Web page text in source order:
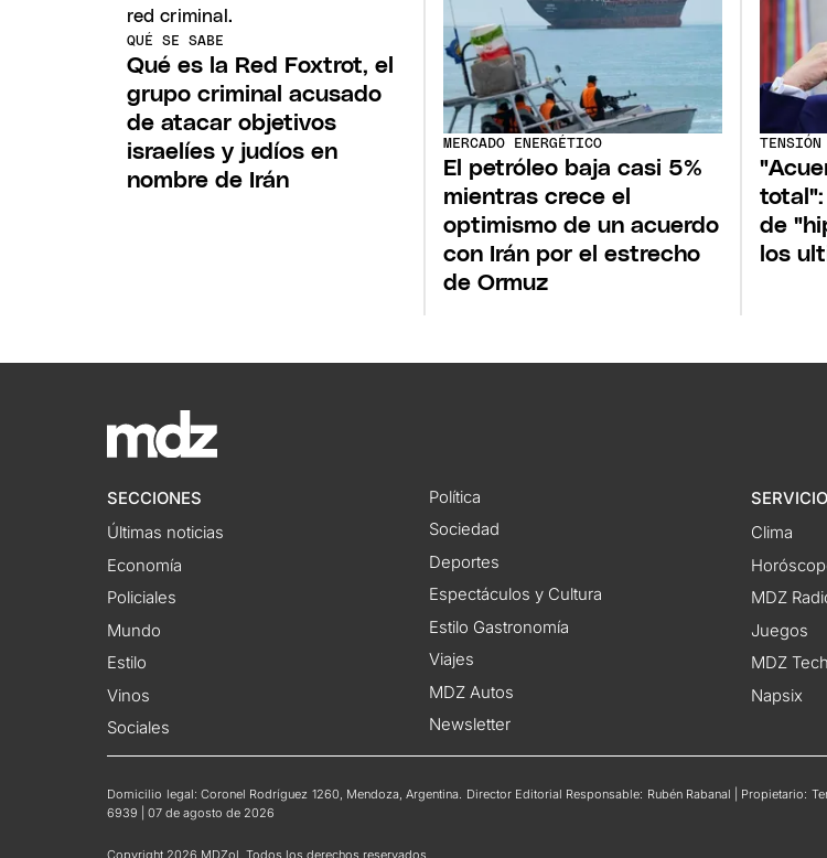
QUÉ SE SABE
Qué es la Red Foxtrot, el
grupo criminal acusado
de atacar objetivos
israelíes y judíos en
nombre de Irán
MERCADO ENERGÉTICO
El petróleo baja casi 5%
mientras crece el
optimismo de un acuerdo
con Irán por el estrecho
de Ormuz
TENSIÓN
total":
de
los
SECCIONES
Últimas noticias
Economía
Policiales
Mundo
Estilo
Vinos
Sociales
Política
Sociedad
Deportes
Espectáculos y Cultura
Estilo Gastronomía
Viajes
MDZ Autos
Newsletter
Clima
MDZ
Juegos
MDZ Tech
Napsix
Domicilio legal: Coronel Rodríguez 1260, Mendoza, Argentina. Director Editorial Responsable: Rubén Rabanal | Propietario:
6939 | 07 de agosto de 2026
Copyright 2026 MDZol. Todos los derechos reservados.